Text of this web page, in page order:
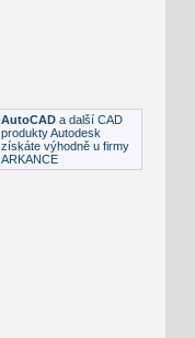
AutoCAD a další CAD
produkty Autodesk
získáte výhodně u firmy
ARKANCE